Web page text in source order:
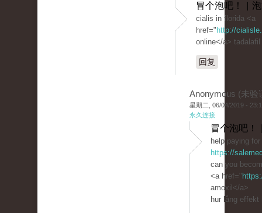
冒个泡吧！ |
cialis in florida <a
href=" http://
online</a>
回复
Anonymous (未验
星期二, 06/04/2019 -
永久连接
冒个泡吧！
help paying
https://
can you
<a href="
amoxil</a>
hur lång effekt